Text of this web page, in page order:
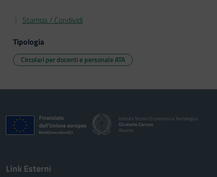
Stampa / Condividi
Tipologia
Circolari per docenti e personale ATA
Istituto Tecnico Economico e Tecnologico
Girolamo Caruso
Alcamo
Link Esterni